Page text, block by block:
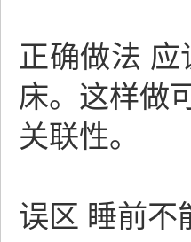
正确做法
床。这样做
关联性。
误区 睡前不